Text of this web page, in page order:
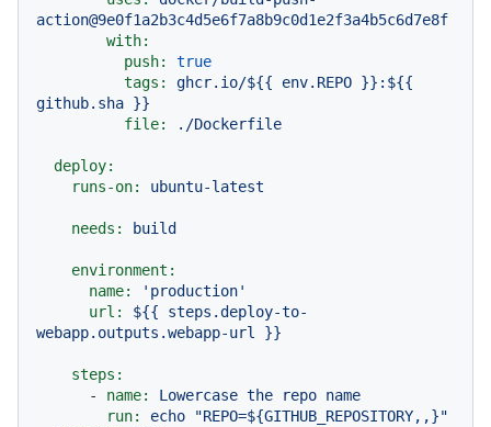
action@9e0f1a2b3c4d5e6f7a8b9c0d1e2f3a4b5c6d7e8f
with:
push:
true
tags:
ghcr.io/${{ env.REPO }}:${{
github.sha }}
file:
./Dockerfile
deploy:
runs-on:
ubuntu-latest
needs: build
environment:
name:
'production'
url:
${{
steps.deploy-to-
webapp.outputs.webapp-url
}}
steps:
-
name: Lowercase the repo name
run:
echo
"REPO=${GITHUB_REPOSITORY,,}"